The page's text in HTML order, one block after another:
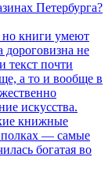
Петербурга?
но книги умеют
дороговизна не
текст почти
а то и вообще в
искусства.
книжные
полках — самые
богатая во